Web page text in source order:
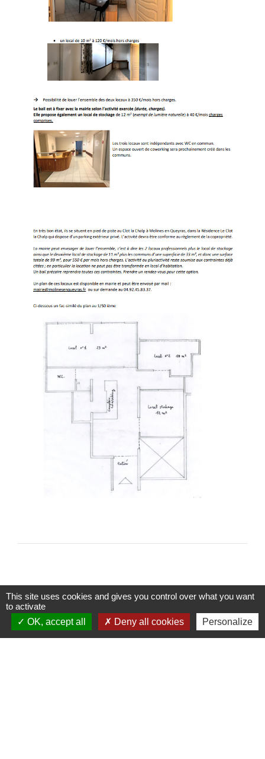
Contacts
Commune de Molines-en-Queyras
This site uses cookies and gives you control over what you want
to activate
OK, accept all
Deny all cookies Personalize